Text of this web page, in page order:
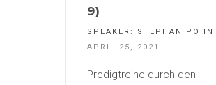
9)
SPEAKER: STEPHAN POHN
APRIL 25, 2021
Predigtreihe durch den